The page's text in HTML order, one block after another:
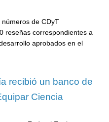
de CDyT
reseñas correspondientes a
aprobados en el
recibió un banco de
Ciencia